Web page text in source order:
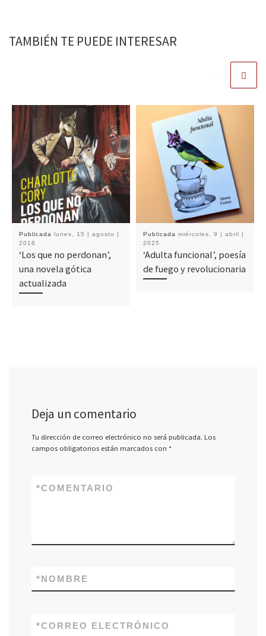
TAMBIÉN TE PUEDE INTERESAR
Publicada lunes, 15 | agosto |
2016
‘Los que no perdonan’,
una novela gótica
actualizada
Publicada miércoles, 9 | abril |
2025
‘Adulta funcional’, poesía
de fuego y revolucionaria
Deja un comentario
Tu dirección de correo electrónico no será publicada. Los
campos obligatorios están marcados con *
COMENTARIO
*
NOMBRE
*
CORREO ELECTRÓNICO
*